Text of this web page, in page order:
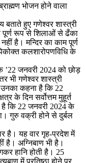
भोजन होने वाला
बताते हुए गणेश्वर शास्त्री
पूर्ण रूप से शिलाओं से ढँका
है। मन्दिर का काम पूर्ण
कलशारोपणविधि के
’22 जनवरी 2024 को छोड़
भी गणेश्वर शास्त्री
उनका कहना है कि 22
के दिन सर्वोत्तम मुहूर्त
कि 22 जनवरी 2024 के
गुरु वक्री होने से दुर्बल
है। यह वार गृह-प्रदेश में
है। अग्निबाण भी है।
हानि होती है। 25
में प्रतिष्ठा होने पर